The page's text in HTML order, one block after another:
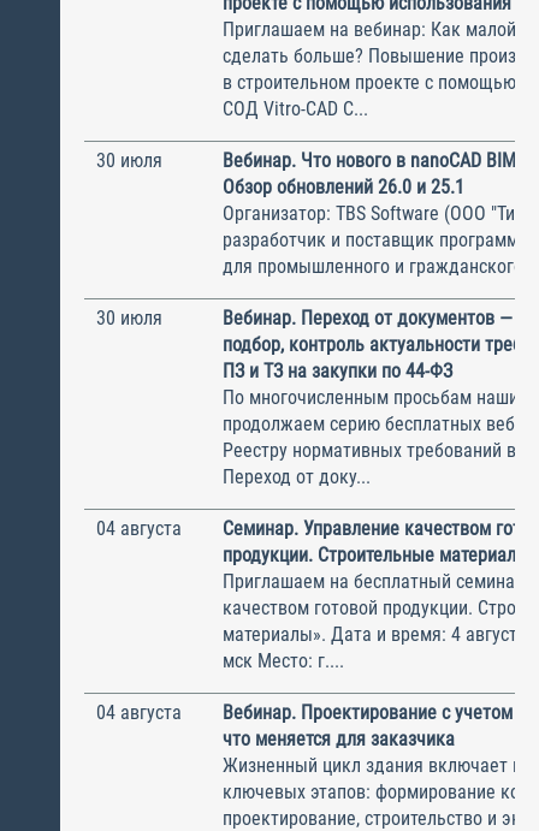
Приглашаем на вебинар: Как малой
сделать больше? Повышение
в строительном проекте с помощью
СОД Vitro-CAD С...
30 июля
Вебинар. Что нового в nanoCAD BIM
Обзор обновлений 26.0 и 25.1
Организатор: TBS Software (ООО
разработчик и поставщик
для промышленного и гражданского
30 июля
Вебинар. Переход от документов — к
подбор, контроль актуальности
ПЗ и ТЗ на закупки по 44-ФЗ
По многочисленным просьбам наших
продолжаем серию бесплатных
Реестру нормативных требований в
Переход от доку...
04 августа
Семинар. Управление качеством
продукции. Строительные материалы
Приглашаем на бесплатный семинар
качеством готовой продукции.
материалы». Дата и время: 4 августа,
мск Место: г....
04 августа
Вебинар. Проектирование с учетом
что меняется для заказчика
Жизненный цикл здания включает
ключевых этапов: формирование
проектирование, строительство и